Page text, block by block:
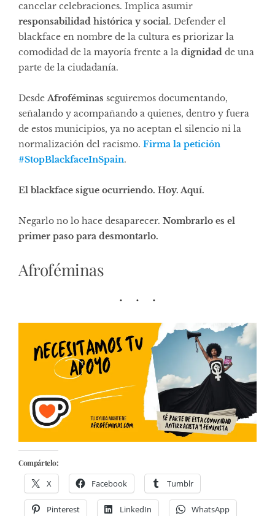
cancelar celebraciones. Implica asumir
responsabilidad histórica y social. Defender el
blackface en nombre de la cultura es priorizar la
comodidad de la mayoría frente a la dignidad de una
parte de la ciudadanía.
DesdeAfroféminas seguiremos documentando,
señalando y acompañando a quienes, dentro y fuera
de estos municipios, ya no aceptan el silencio ni la
normalización del racismo. Firma la petición
#StopBlackfaceInSpain.
El blackface sigue ocurriendo. Hoy. Aquí.
Negarlo no lo hace desaparecer. Nombrarlo es el
primer paso para desmontarlo.
Afroféminas
Compártelo:
X Facebook Tumblr
Pinterest LinkedIn WhatsApp